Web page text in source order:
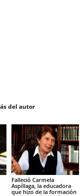
del autor
Falleció Carmela
Aspíllaga, la educadora
que hizo de la formación